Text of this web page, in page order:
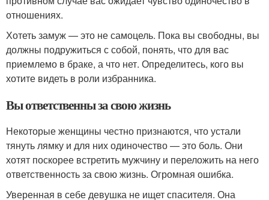
отношениях.
Хотеть замуж — это не самоцель. Пока вы свободны, вы
должны подружиться с собой, понять, что для вас
приемлемо в браке, а что нет. Определитесь, кого вы
хотите видеть в роли избранника.
Вы ответственны за свою жизнь
Некоторые женщины честно признаются, что устали
тянуть лямку и для них одиночество — это боль. Они
хотят поскорее встретить мужчину и переложить на него
ответственность за свою жизнь. Огромная ошибка.
Уверенная в себе девушка не ищет спасителя. Она